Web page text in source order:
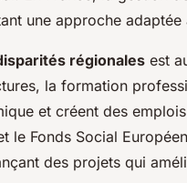
une approche
régionales est
la formation
et créent des
le Fonds Social
des projets qui